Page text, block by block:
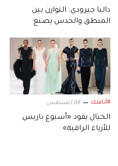
داليا جيرودي: التوازن بين
المنطق والحدس يصنع
#أناقتك 06 أغسطس
الخيال يقود «أسبوع باريس
للأزياء الراقية»